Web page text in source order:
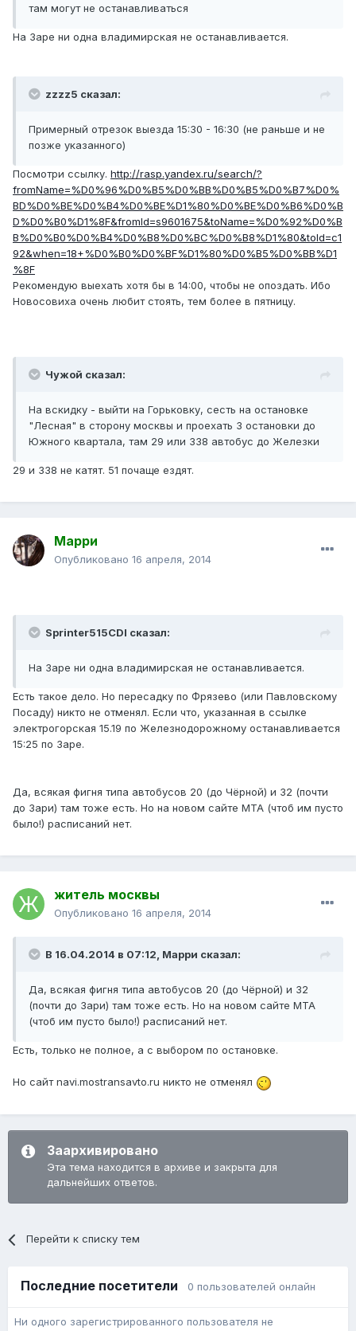
там могут не останавливаться
На Заре ни одна владимирская не останавливается.
zzzz5 сказал:
Примерный отрезок выезда 15:30 - 16:30 (не раньше и не
позже указанного)
Посмотри ссылку. http://rasp.yandex.ru/search/?
fromName=%D0%96%D0%B5%D0%BB%D0%B5%D0%B7%D0%
BD%D0%BE%D0%B4%D0%BE%D1%80%D0%BE%D0%B6%D0%B
D%D0%B0%D1%8F&fromId=s9601675&toName=%D0%92%D0%B
B%D0%B0%D0%B4%D0%B8%D0%BC%D0%B8%D1%80&toId=c1
92&when=18+%D0%B0%D0%BF%D1%80%D0%B5%D0%BB%D1
%8F
Рекомендую выехать хотя бы в 14:00, чтобы не опоздать. Ибо
Новосовиха очень любит стоять, тем более в пятницу.
Чужой сказал:
На вскидку - выйти на Горьковку, сесть на остановке
"Лесная" в сторону москвы и проехать З остановки до
Южного квартала, там 29 или 338 автобус до Железки
29 и 338 не катят. 51 почаще ездят.
Марри
Опубликовано 16 апреля, 2014
Sprinter515CDI сказал:
На Заре ни одна владимирская не останавливается.
Есть такое дело. Но пересадку по Фрязево (или Павловскому
Посаду) никто не отменял. Если что, указанная в ссылке
электрогорская 15.19 по Железнодорожному останавливается
15:25 по Заре.
Да, всякая фигня типа автобусов 20 (до Чёрной) и 32 (почти
до Зари) там тоже есть. Но на новом сайте МТА (чтоб им пусто
было!) расписаний нет.
житель москвы
Опубликовано 16 апреля, 2014
В 16.04.2014 в 07:12, Марри сказал:
Да, всякая фигня типа автобусов 20 (до Чёрной) и 32
(почти до Зари) там тоже есть. Но на новом сайте МТА
(чтоб им пусто было!) расписаний нет.
Есть, только не полное, а с выбором по остановке.
Но сайт navi.mostransavto.ru никто не отменял
Заархивировано
Эта тема находится в архиве и закрыта для
дальнейших ответов.
Перейти к списку тем
Последние посетители 0 пользователей онлайн
Ни одного зарегистрированного пользователя не